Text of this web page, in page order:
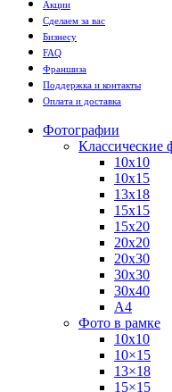
Акции
Сделаем за вас
Бизнесу
FAQ
Франшиза
Поддержка и контакты
Оплата и доставка
Фотографии
Классические
10х10
10х15
13х18
15х15
15х20
20х20
20х30
30х30
30х40
А4
Фото в рамке
10х10
10×15
13×18
15×15